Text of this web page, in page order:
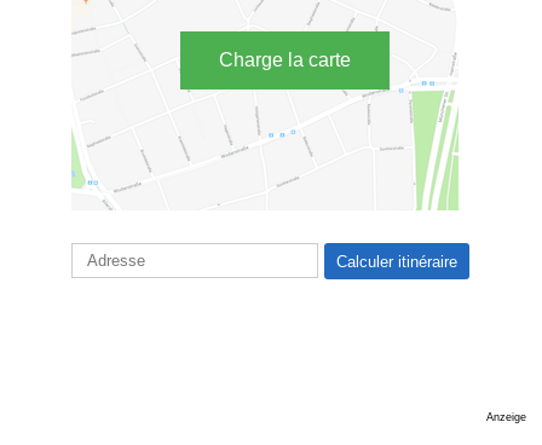
Charge la carte
Anzeige